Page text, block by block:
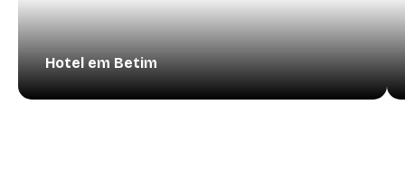
Hotel em Betim